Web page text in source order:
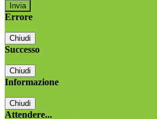
Errore
Chiudi
Successo
Chiudi
Informazione
Chiudi
Attendere...